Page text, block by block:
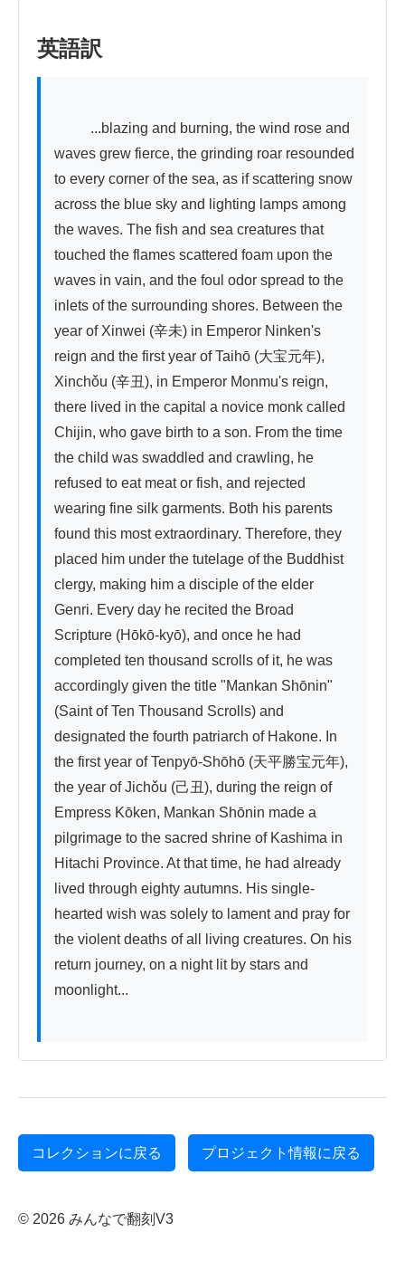
英語訳
waves grew fierce, the grinding roar resounded
to every corner of the sea, as if scattering snow
across the blue sky and lighting lamps among
the waves. The fish and sea creatures that
touched the flames scattered foam upon the
waves in vain, and the foul odor spread to the
inlets of the surrounding shores. Between the
year of Xinwei (辛未) in Emperor Ninken's
reign and the first year of Taihō (大宝元年),
Xinchǒu (辛丑), in Emperor Monmu's reign,
there lived in the capital a novice monk called
Chijin, who gave birth to a son. From the time
the child was swaddled and crawling, he
refused to eat meat or fish, and rejected
wearing fine silk garments. Both his parents
found this most extraordinary. Therefore, they
placed him under the tutelage of the Buddhist
clergy, making him a disciple of the elder
Genri. Every day he recited the Broad
Scripture (Hōkō-kyō), and once he had
completed ten thousand scrolls of it, he was
accordingly given the title "Mankan Shōnin"
(Saint of Ten Thousand Scrolls) and
designated the fourth patriarch of Hakone. In
the first year of Tenpyō-Shōhō (天平勝宝元年),
the year of Jichǒu (己丑), during the reign of
Empress Kōken, Mankan Shōnin made a
pilgrimage to the sacred shrine of Kashima in
Hitachi Province. At that time, he had already
lived through eighty autumns. His single-
hearted wish was solely to lament and pray for
the violent deaths of all living creatures. On his
return journey, on a night lit by stars and
moonlight...
コレクションに戻る プロジェクト情報に戻る
© 2026 みんなで翻刻V3